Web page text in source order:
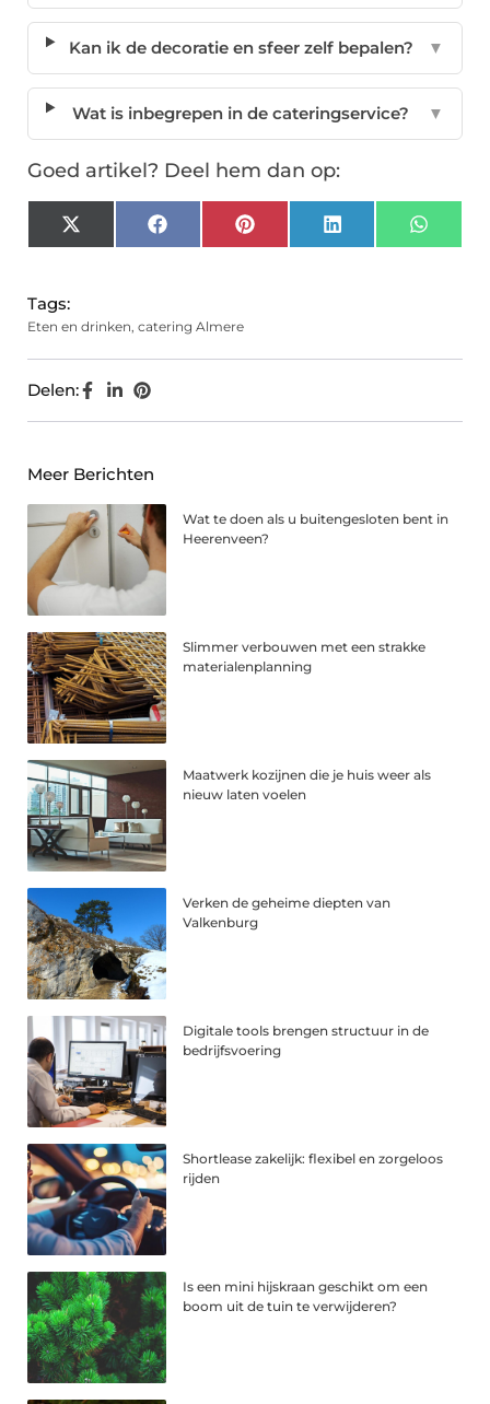
Kan ik de decoratie en sfeer zelf bepalen? ▼
Wat is inbegrepen in de cateringservice? ▼
Goed artikel? Deel hem dan op:
X
(Twitter)
FacebookPinterest LinkedIn
Tags:
Eten en drinken, catering Almere
Delen:
Meer Berichten
Wat te doen als u buitengesloten bent in
Heerenveen?
Slimmer verbouwen met een strakke
materialenplanning
Maatwerk kozijnen die je huis weer als
nieuw laten voelen
Verken de geheime diepten van
Valkenburg
Digitale tools brengen structuur in de
bedrijfsvoering
Shortlease zakelijk: flexibel en zorgeloos
rijden
Is een mini hijskraan geschikt om een
boom uit de tuin te verwijderen?